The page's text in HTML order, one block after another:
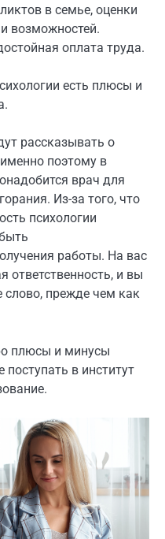
в семье, оценки
возможностей.
оплата труда.
есть плюсы и
рассказывать о
поэтому в
врач для
Из-за того, что
психологии
работы. На вас
ответственность, и вы
прежде чем как
плюсы и минусы
в институт